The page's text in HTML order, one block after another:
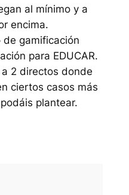
al mínimo y a
encima.
de gamificación
para EDUCAR.
2 directos donde
ciertos casos más
plantear.